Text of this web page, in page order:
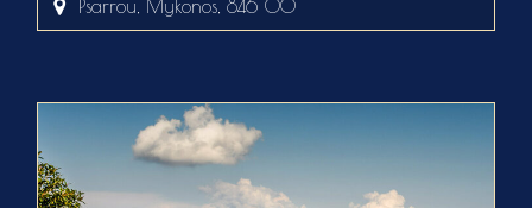
Psarrou, Mykonos, 846 00